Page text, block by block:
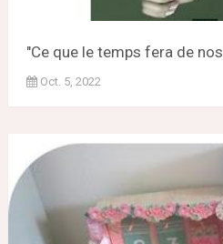
"Ce que le temps fera de
Oct. 5, 2022